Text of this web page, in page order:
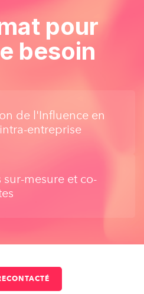
des cookiespour
besoin
de l'Influence en
entreprise
sur-mesure et co-